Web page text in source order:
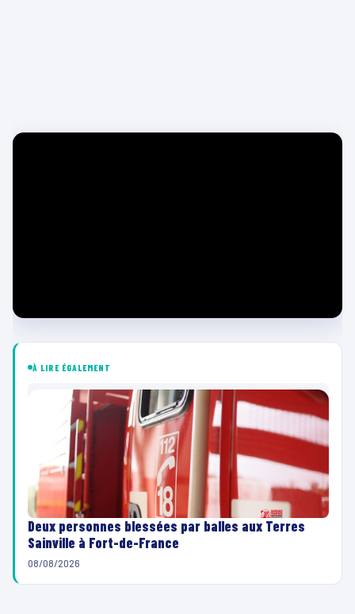
À LIRE ÉGALEMENT
Deux personnes blessées par balles aux Terres
Sainville à Fort-de-France
08/08/2026